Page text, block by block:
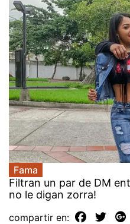
Fama
Filtran un par de DM
no le digan zorra!
compartir en: